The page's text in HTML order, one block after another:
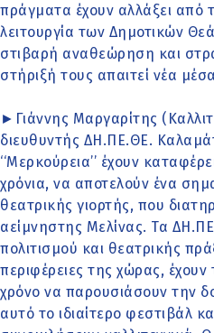
πράγματα έχουν αλλάξει από
λειτουργία των Δημοτικών
στιβαρή αναθεώρηση και
στήριξή τους απαιτεί νέα
►Γιάννης Μαργαρίτης
διευθυντής ΔΗ.ΠΕ.ΘΕ.
‘‘Μερκούρεια’’ έχουν
χρόνια, να αποτελούν ένα
θεατρικής γιορτής, που
αείμνηστης Μελίνας. Τα
πολιτισμού και θεατρικής
περιφέρειες της χώρας, έχουν
χρόνο να παρουσιάσουν την
αυτό το ιδιαίτερο φεστιβάλ